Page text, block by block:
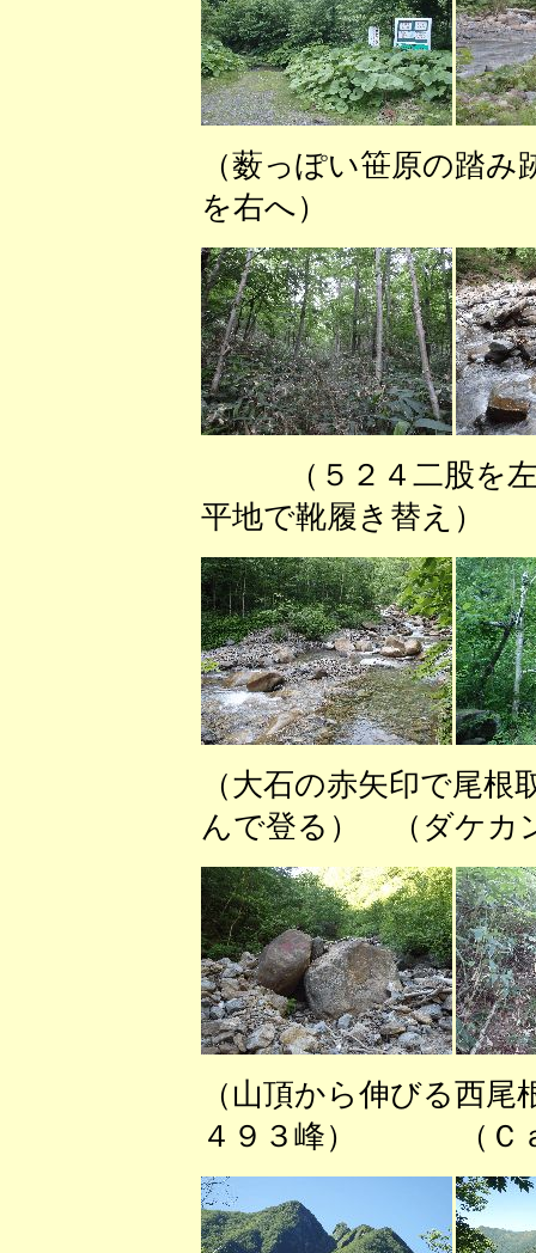
（薮っぽい笹原の踏
を右へ） （笹
（５２４二股を
平地で靴履き替え
（大石の赤矢印で尾
んで登る） （ダケカ
（山頂から伸びる
４９３峰） （Ｃａ